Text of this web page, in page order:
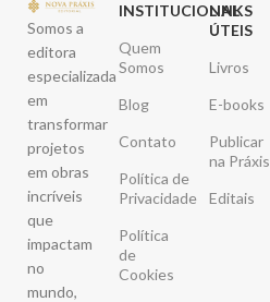
Somos a
editora
especializada
em
transformar
projetos
em obras
incríveis
que
impactam
no
mundo,
INSTITUCIONAL
Quem
Somos
Blog
Contato
Política de
Privacidade
Política
de
Cookies
LINKS
ÚTEIS
Livros
E-books
Publicar
na Práxis
Editais